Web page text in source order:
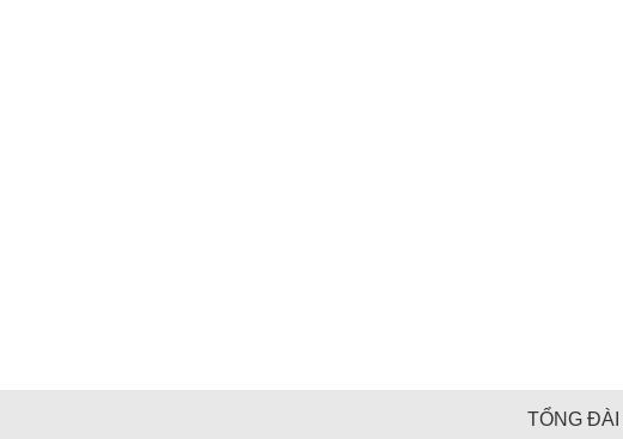
TỔNG ĐÀI